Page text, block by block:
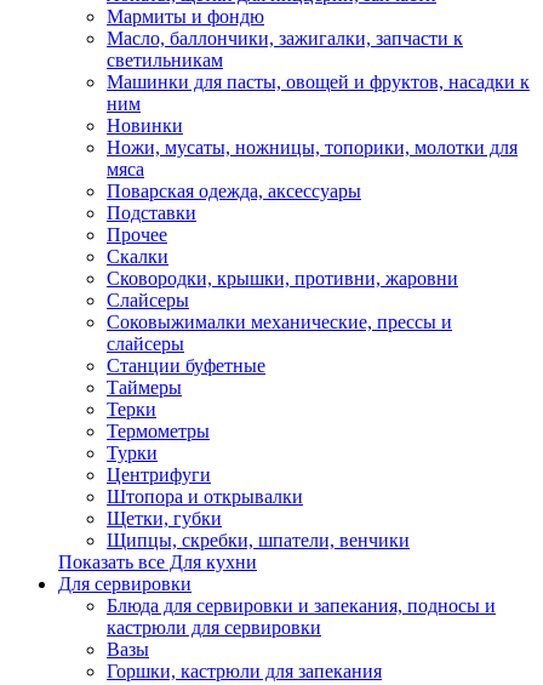
Мармиты и фондю
Масло, баллончики, зажигалки, запчасти к
светильникам
Машинки для пасты, овощей и фруктов, насадки к
ним
Новинки
Ножи, мусаты, ножницы, топорики, молотки для
мяса
Поварская одежда, аксессуары
Подставки
Прочее
Скалки
Сковородки, крышки, противни, жаровни
Слайсеры
Соковыжималки механические, прессы и
слайсеры
Станции буфетные
Таймеры
Терки
Термометры
Турки
Центрифуги
Штопора и открывалки
Щетки, губки
Щипцы, скребки, шпатели, венчики
Показать все Для кухни
Для сервировки
Блюда для сервировки и запекания, подносы и
кастрюли для сервировки
Вазы
Горшки, кастрюли для запекания